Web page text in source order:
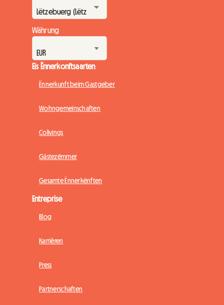
Währung
Eis Ënnerkonftsaarten
Ënnerkunft beim Gastgeber
Wohngemeinschaften
Colivings
Gästezëmmer
Gesamte Ënnerkënften
Entreprise
Blog
Karrièren
Press
Partnerschaften